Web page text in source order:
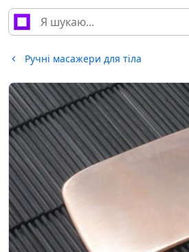
Ручні масажери для тіла